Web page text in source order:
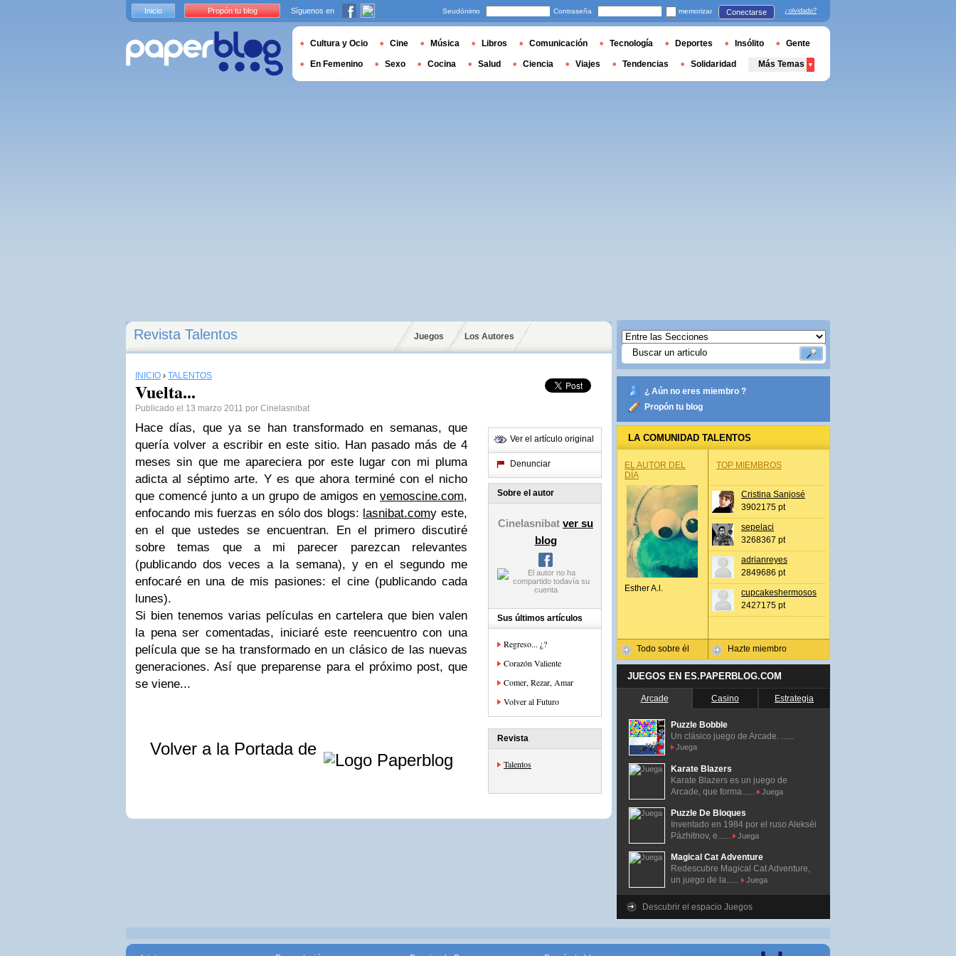
Revista Talentos Juegos Los Autores
INICIO › TALENTOS
Vuelta...
Publicado el 13 marzo 2011 por Cinelasnibat
Hace días, que ya se han transformado en semanas, que
quería volver a escribir en este sitio. Han pasado más de 4
meses sin que me apareciera por este lugar con mi pluma
adicta al séptimo arte. Y es que ahora terminé con el nicho
que comencé junto a un grupo de amigos en vemoscine.com,
enfocando mis fuerzas en sólo dos blogs: lasnibat.comy este,
en el que ustedes se encuentran. En el primero discutiré
sobre temas que a mi parecer parezcan relevantes
(publicando dos veces a la semana), y en el segundo me
enfocaré en una de mis pasiones: el cine (publicando cada
lunes).
Si bien tenemos varias películas en cartelera que bien valen
la pena ser comentadas, iniciaré este reencuentro con una
película que se ha transformado en un clásico de las nuevas
generaciones. Así que preparense para el próximo post, que
se viene...
Volver a la Portada de
Ver el artículo original
Denunciar
Sobre el autor
Cinelasnibat ver su
blog
Sus últimos artículos
Regreso... ¿?
Corazón Valiente
Comer, Rezar, Amar
Volver al Futuro
Revista
Talentos
¿ Aún no eres miembro ?
Propón tu blog
LA COMUNIDAD TALENTOS
EL AUTOR DEL
DÍA
Esther A.l.
Todo sobre él
TOP MIEMBROS
Cristina Sanjosé
3902175 pt
sepelaci
3268367 pt
adrianreyes
2849686 pt
cupcakeshermosos
2427175 pt
Hazte miembro
JUEGOS EN ES.PAPERBLOG.COM
Arcade Casino Estrategia
Puzzle Bobble
Un clásico juego de Arcade. ......
Juega
Karate Blazers
Karate Blazers es un juego de
Arcade, que forma......
Juega
Puzzle De Bloques
Inventado en 1984 por el ruso Alekséi
Pázhitnov, e......
Juega
Magical Cat Adventure
Redescubre Magical Cat Adventure,
un juego de la......
Juega
Descubrir el espacio Juegos
Inicio Propón tu blog Síguenos en Seudónimo Contraseña memorizar Conectarse ¿olvidado?
Cultura y Ocio Cine Música Libros Comunicación Tecnología Deportes Insólito Gente
En Femenino Sexo Cocina Salud Ciencia Viajes Tendencias Solidaridad Más Temas